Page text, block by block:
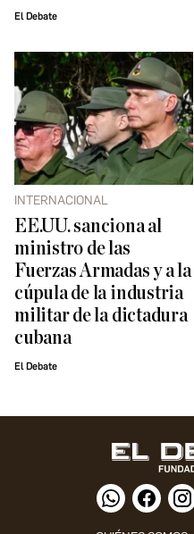
El Debate
INTERNACIONAL
EE.UU. sanciona al
ministro de las
Fuerzas Armadas y a la
cúpula de la industria
militar de la dictadura
cubana
El Debate